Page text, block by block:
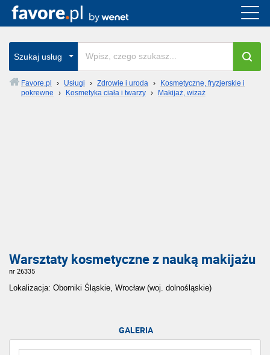
Szukaj usług
Favore.pl › Usługi › Zdrowie i uroda ›
Kosmetyczne, fryzjerskie i
pokrewne
› Kosmetyka ciała i twarzy › Makijaż, wizaż
Warsztaty kosmetyczne z nauką makijażu
nr 26335
Lokalizacja: Oborniki Śląskie, Wrocław (woj. dolnośląskie)
GALERIA